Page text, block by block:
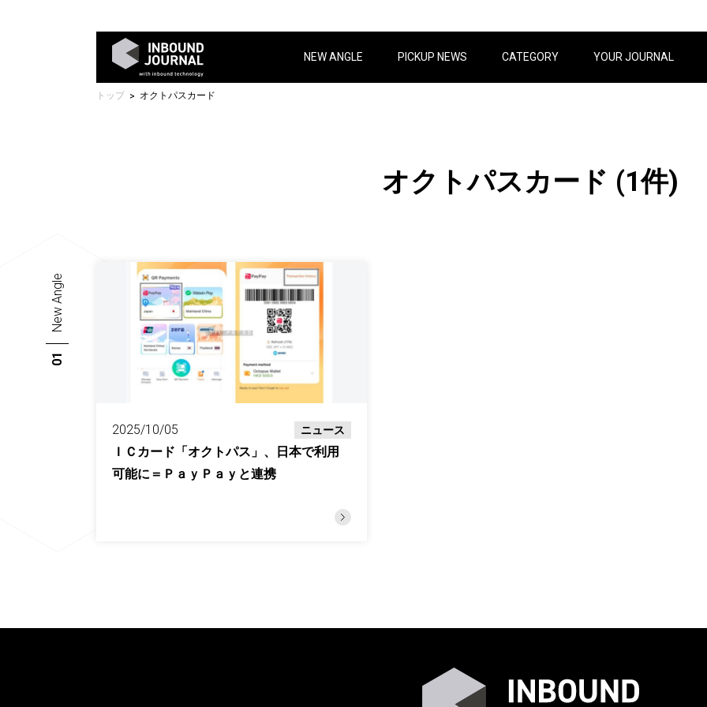
NEW ANGLE PICKUP NEWS CATEGORY YOUR JOURNAL
トップ オクトパスカード
オクトパスカード (1件)
01
New Angle
2025/10/05 ニュース
ＩＣカード「オクトパス」、日本で利用
可能に＝ＰａｙＰａｙと連携